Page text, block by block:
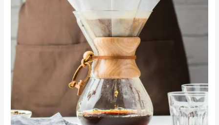
SCA
咖
萃
取
程
（高
雄）